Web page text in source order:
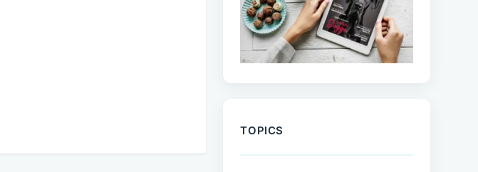
TOPICS